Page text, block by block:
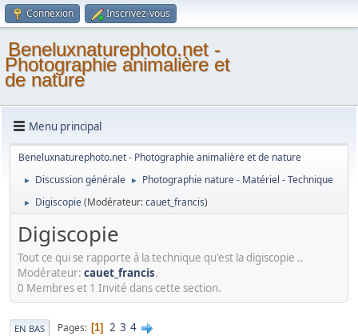
Connexion Inscrivez-vous
Beneluxnaturephoto.net -
Photographie animalière et
de nature
Menu principal
Beneluxnaturephoto.net - Photographie animalière et de nature
► Discussion générale ► Photographie nature - Matériel - Technique
► Digiscopie(Modérateur:cauet_francis)
Digiscopie
Tout ce qui se rapporte à la technique qu'est la digiscopie ..
Modérateur: cauet_francis.
0 Membres et 1 Invité dans cette section.
EN BAS Pages 1 2 3 4